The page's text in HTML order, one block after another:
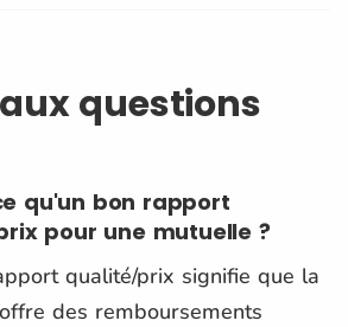
questions
qu'un bon rapport
pour une mutuelle ?
qualité/prix signifie que la
des remboursements